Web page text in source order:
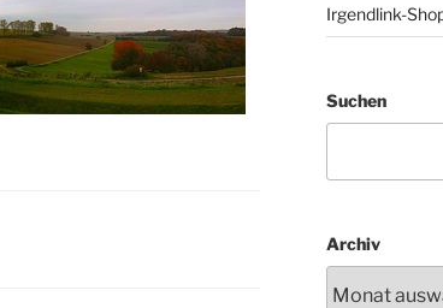
Irgendlink-
Suchen
Archiv